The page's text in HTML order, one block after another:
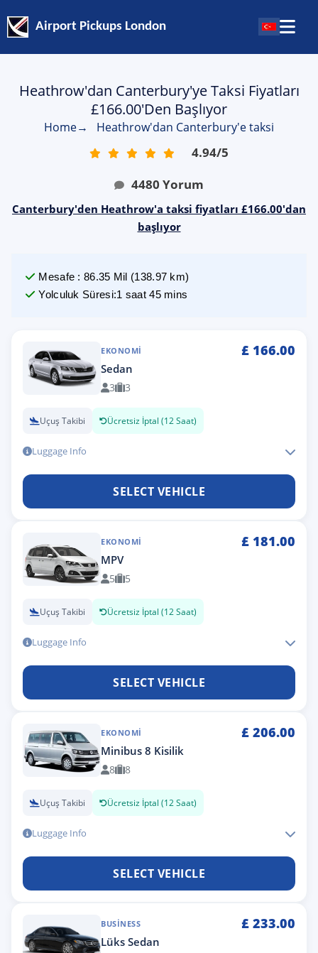
Airport Pickups London
Heathrow'dan Canterbury'ye Taksi Fiyatları
£166.00'den Başlıyor
Home→ Heathrow'dan Canterbury'e taksi
4.94/5
4480 Yorum
Canterbury'den Heathrow'a taksi fiyatları £166.00'dan
başlıyor
Mesafe :86.35 Mil (138.97 km)
Yolculuk Süresi:1 saat 45 mins
EKONOMI £ 166.00
Sedan
3 3
Uçuş Takibi Ücretsiz İptal (12 Saat)
Luggage Info
SELECT VEHICLE
EKONOMI £ 181.00
MPV
5 5
Uçuş Takibi Ücretsiz İptal (12 Saat)
Luggage Info
SELECT VEHICLE
EKONOMI £ 206.00
Minibus 8 Kisilik
8 8
Uçuş Takibi Ücretsiz İptal (12 Saat)
Luggage Info
SELECT VEHICLE
BUSINESS £ 233.00
Lüks Sedan